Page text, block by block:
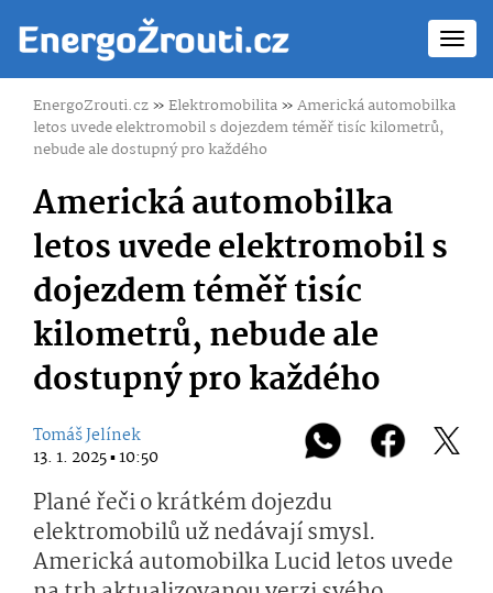
EnergoZrouti.cz»Elektromobilita»Americká automobilka
letos uvede elektromobil s dojezdem téměř tisíc kilometrů,
nebude ale dostupný pro každého
Americká automobilka
letos uvede elektromobil s
dojezdem téměř tisíc
kilometrů, nebude ale
dostupný pro každého
Tomáš Jelínek
13. 1. 2025 ▪ 10:50
Plané řeči o krátkém dojezdu
elektromobilů už nedávají smysl.
Americká automobilka Lucid letos uvede